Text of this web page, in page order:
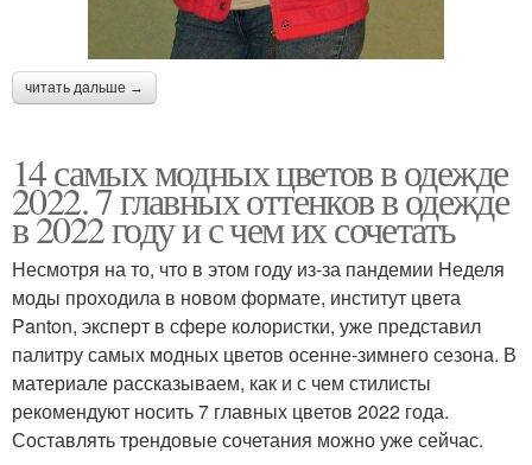
читать дальше →
14 самых модных цветов в одежде
2022. 7 главных оттенков в одежде
в 2022 году и с чем их сочетать
Несмотря на то, что в этом году из-за пандемии Неделя
моды проходила в новом формате, институт цвета
Panton, эксперт в сфере колористки, уже представил
палитру самых модных цветов осенне-зимнего сезона. В
материале рассказываем, как и с чем стилисты
рекомендуют носить 7 главных цветов 2022 года.
Составлять трендовые сочетания можно уже сейчас.